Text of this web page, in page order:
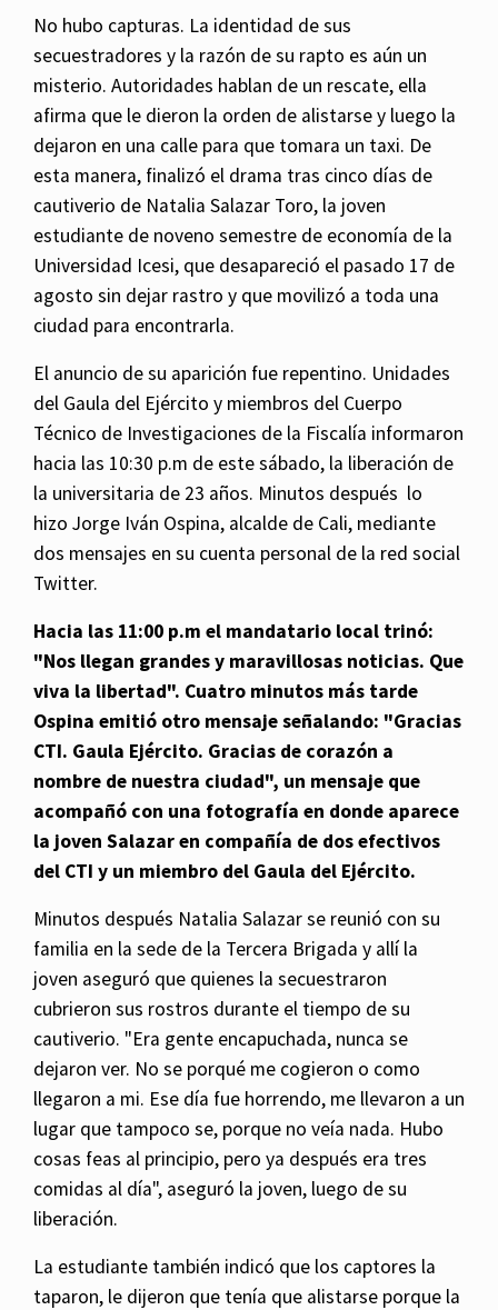
No hubo capturas. La identidad de sus
secuestradores y la razón de su rapto es aún un
misterio. Autoridades hablan de un rescate, ella
afirma que le dieron la orden de alistarse y luego la
dejaron en una calle para que tomara un taxi. De
esta manera, finalizó el drama tras cinco días de
cautiverio de Natalia Salazar Toro, la joven
estudiante de noveno semestre de economía de la
Universidad Icesi, que desapareció el pasado 17 de
agosto sin dejar rastro y que movilizó a toda una
ciudad para encontrarla.
El anuncio de su aparición fue repentino. Unidades
del Gaula del Ejército y miembros del Cuerpo
Técnico de Investigaciones de la Fiscalía informaron
hacia las 10:30 p.m de este sábado, la liberación de
la universitaria de 23 años. Minutos después lo
hizo Jorge Iván Ospina, alcalde de Cali, mediante
dos mensajes en su cuenta personal de la red social
Twitter.
Hacia las 11:00 p.m el mandatario local trinó:
"Nos llegan grandes y maravillosas noticias. Que
viva la libertad". Cuatro minutos más tarde
Ospina emitió otro mensaje señalando: "Gracias
CTI. Gaula Ejército. Gracias de corazón a
nombre de nuestra ciudad", un mensaje que
acompañó con una fotografía en donde aparece
la joven Salazar en compañía de dos efectivos
del CTI y un miembro del Gaula del Ejército.
Minutos después Natalia Salazar se reunió con su
familia en la sede de la Tercera Brigada y allí la
joven aseguró que quienes la secuestraron
cubrieron sus rostros durante el tiempo de su
cautiverio. "Era gente encapuchada, nunca se
dejaron ver. No se porqué me cogieron o como
llegaron a mi. Ese día fue horrendo, me llevaron a un
lugar que tampoco se, porque no veía nada. Hubo
cosas feas al principio, pero ya después era tres
comidas al día", aseguró la joven, luego de su
liberación.
La estudiante también indicó que los captores la
taparon, le dijeron que tenía que alistarse porque la